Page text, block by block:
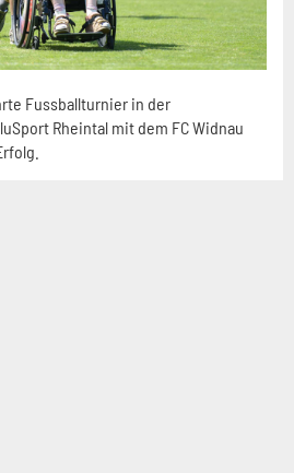
Fussballturnier in der
Rheintal mit dem FC Widnau